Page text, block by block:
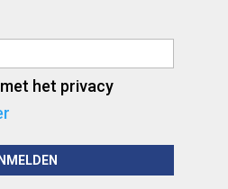
het privacy